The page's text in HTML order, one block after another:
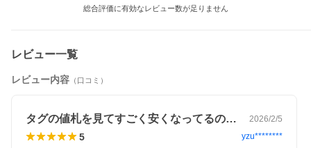
総合評価に有効なレビュー数が足りません
レビュー一覧
レビュー内容 （口コミ）
タグの値札を見てすごく安くなってるので… 2026/2/5
5 yzu********